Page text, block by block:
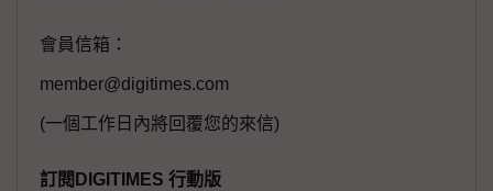
會員信箱：
member@digitimes.com
(一個工作日內將回覆您的來信)
訂閱DIGITIMES 行動版